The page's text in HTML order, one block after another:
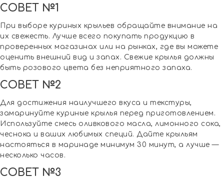
СОВЕТ №1
При выборе куриных крыльев обращайте внимание на
их свежесть. Лучше всего покупать продукцию в
проверенных магазинах или на рынках, где вы можете
оценить внешний вид и запах. Свежие крылья должны
быть розового цвета без неприятного запаха.
СОВЕТ №2
Для достижения наилучшего вкуса и текстуры,
замаринуйте куриные крылья перед приготовлением.
Используйте смесь оливкового масла, лимонного сока,
чеснока и ваших любимых специй. Дайте крыльям
настояться в маринаде минимум 30 минут, а лучше —
несколько часов.
СОВЕТ №3